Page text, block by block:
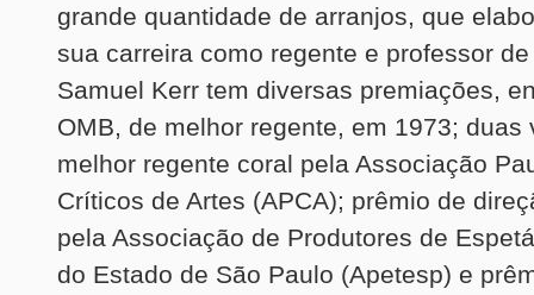
grande quantidade de arranjos, que
sua carreira como regente e professor
Samuel Kerr tem diversas premiações,
OMB, de melhor regente, em 1973; duas
melhor regente coral pela Associação
Críticos de Artes (APCA); prêmio de
pela Associação de Produtores de
do Estado de São Paulo (Apetesp) e